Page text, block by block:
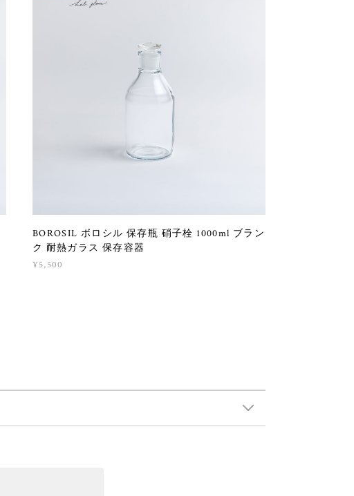
BOROSIL ボロシル 保存瓶 硝子栓 1000ml ブラン
ク 耐熱ガラス 保存容器
¥5,500